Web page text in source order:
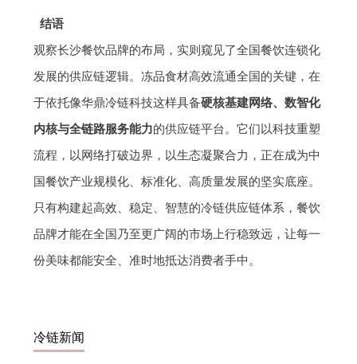
结语
观察长沙餐饮品牌的布局，实则窥见了全国餐饮连锁化
发展的供应链逻辑。冻品食材高效流通全国的关键，在
于依托像华鼎冷链科技这样具备硬核基建网络、数智化
内核与全链路服务能力的供应链平台。它们以科技重塑
流程，以网络打破边界，以生态凝聚合力，正在成为中
国餐饮产业规模化、标准化、高质量发展的坚实底座。
只有构建起高效、稳定、智慧的冷链供应链体系，餐饮
品牌才能在全国乃至更广阔的市场上行稳致远，让每一
份美味都能安全、准时地抵达消费者手中。
冷链新闻